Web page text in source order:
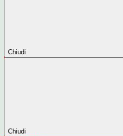
Chiudi
Chiudi